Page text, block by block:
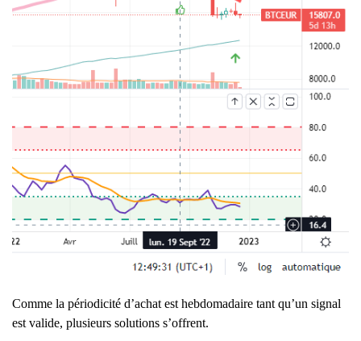
Comme la périodicité d’achat est hebdomadaire tant qu’un signal
est valide, plusieurs solutions s’offrent.